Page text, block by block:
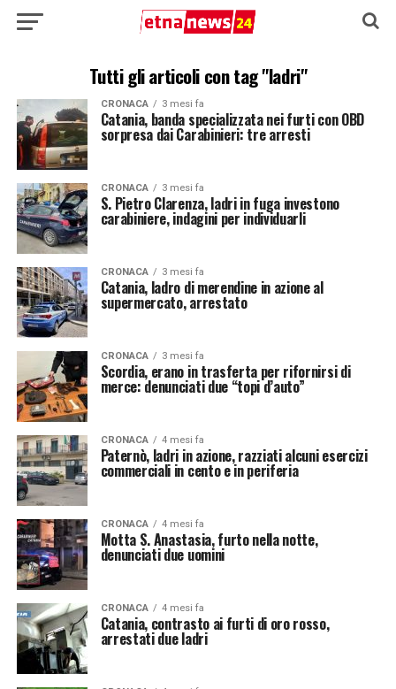
Tutti gli articoli con tag "ladri"
CRONACA 3 mesi fa
Catania, banda specializzata nei furti con OBD
sorpresa dai Carabinieri: tre arresti
CRONACA 3 mesi fa
S. Pietro Clarenza, ladri in fuga investono
carabiniere, indagini per individuarli
CRONACA 3 mesi fa
Catania, ladro di merendine in azione al
supermercato, arrestato
CRONACA 3 mesi fa
Scordia, erano in trasferta per rifornirsi di
merce: denunciati due “topi d’auto”
CRONACA 4 mesi fa
Paternò, ladri in azione, razziati alcuni esercizi
commerciali in cento e in periferia
CRONACA 4 mesi fa
Motta S. Anastasia, furto nella notte,
denunciati due uomini
CRONACA 4 mesi fa
Catania, contrasto ai furti di oro rosso,
arrestati due ladri